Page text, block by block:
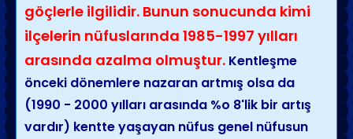
göçlerle ilgilidir. Bunun sonucunda kimi
ilçelerin nüfuslarında 1985-1997 yılları
arasında azalma olmuştur. Kentleşme
önceki dönemlere nazaran artmış olsa da
(1990 - 2000 yılları arasında %o 8'lik bir artış
vardır) kentte yaşayan nüfus genel nüfusun